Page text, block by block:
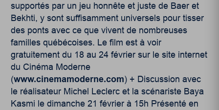
supportés par un jeu honnête et juste de Baer et
Bekhti, y sont suffisamment universels pour tisser
des ponts avec ce que vivent de nombreuses
familles québécoises. Le film est à voir
gratuitement du 18 au 24 février sur le site internet
du Cinéma Moderne
(www.cinemamoderne.com) + Discussion avec
le réalisateur Michel Leclerc et la scénariste Baya
Kasmi le dimanche 21 février à 15h Présenté en